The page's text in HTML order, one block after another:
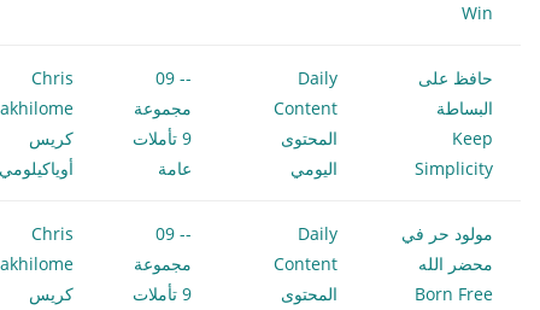
Win
حافظ على
البساطة
Keep
Simplicity
Daily
Content
المحتوى
اليومي
-- 09
مجموعة
9 تأملات
عامة
Chris
كريس
مولود حر في
محضر الله
Born Free
Daily
Content
المحتوى
-- 09
مجموعة
9 تأملات
Chris
كريس